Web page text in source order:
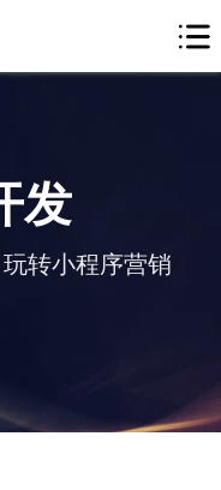
发
转小程序营销